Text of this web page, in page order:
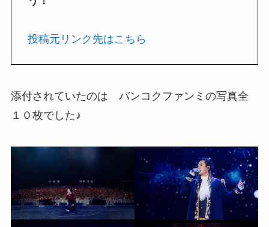
投稿元リンク先はこちら
添付されていたのは バンコクファンミの写真全
１０枚でした♪